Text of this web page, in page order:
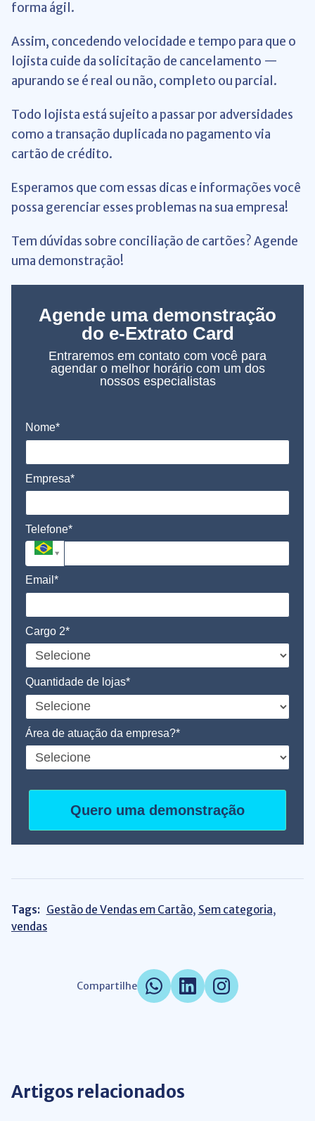
forma ágil.
Assim, concedendo velocidade e tempo para que o
lojista cuide da solicitação de cancelamento —
apurando se é real ou não, completo ou parcial.
Todo lojista está sujeito a passar por adversidades
como a transação duplicada no pagamento via
cartão de crédito.
Esperamos que com essas dicas e informações você
possa gerenciar esses problemas na sua empresa!
Tem dúvidas sobre conciliação de cartões? Agende
uma demonstração!
Agende uma demonstração
do e-Extrato Card
Entraremos em contato com você para
agendar o melhor horário com um dos
nossos especialistas
Nome*
Empresa*
Telefone*
Email*
Cargo 2*
Quantidade de lojas*
Área de atuação da empresa?*
Quero uma demonstração
Tags: Gestão de Vendas em Cartão, Sem categoria,
vendas
Compartilhe
Artigos relacionados